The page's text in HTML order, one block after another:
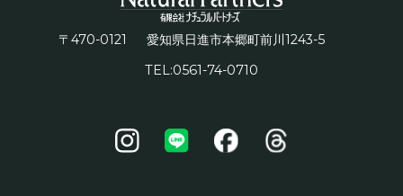
〒470-0121 愛知県日進市本郷町前川1243-5
TEL:0561-74-0710